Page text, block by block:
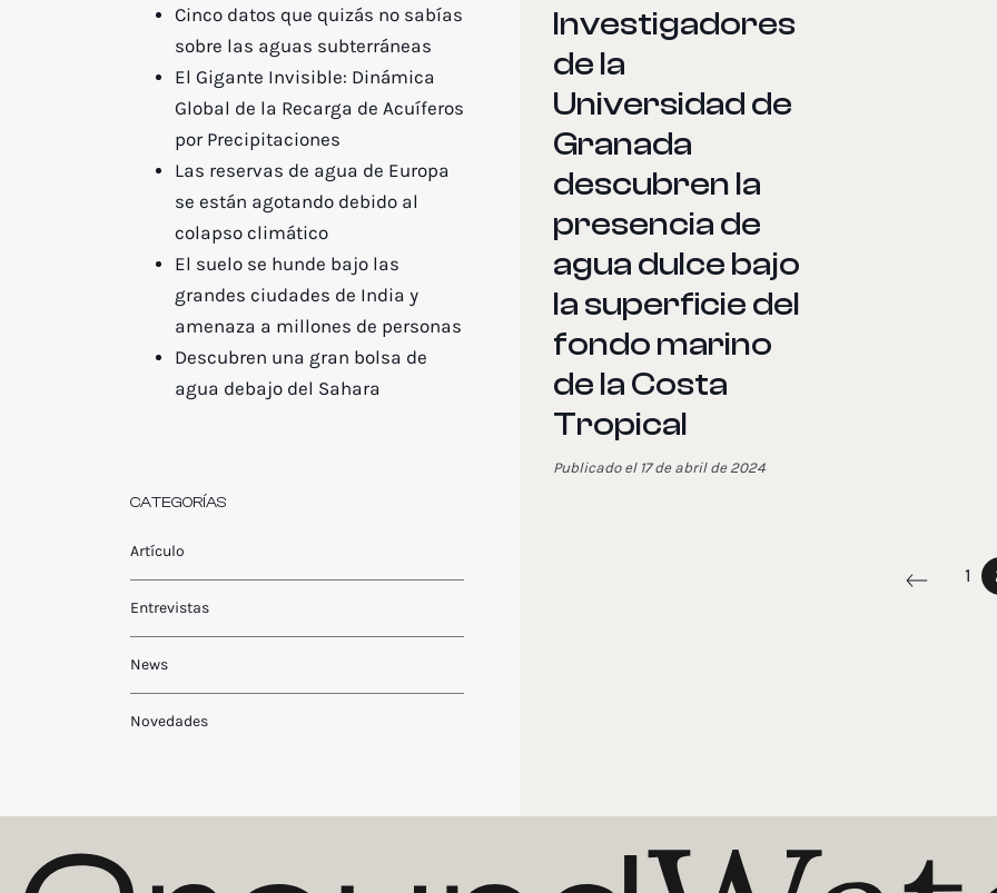
Investigadores
de la
Universidad de
Granada
descubren la
presencia de
agua dulce bajo
la superficie del
fondo marino
de la Costa
Tropical
Publicado el 17 de abril de 2024
1
Cinco datos que quizás no sabías
sobre las aguas subterráneas
El Gigante Invisible: Dinámica
Global de la Recarga de Acuíferos
por Precipitaciones
Las reservas de agua de Europa
se están agotando debido al
colapso climático
El suelo se hunde bajo las
grandes ciudades de India y
amenaza a millones de personas
Descubren una gran bolsa de
agua debajo del Sahara
CATEGORÍAS
Artículo
Entrevistas
News
Novedades